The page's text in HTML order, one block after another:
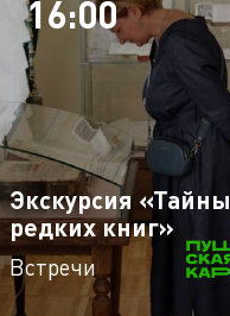
16:00
Экскурсия «Тайны
редких книг»
Встречи